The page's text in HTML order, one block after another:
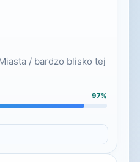
/ bardzo blisko tej
97%